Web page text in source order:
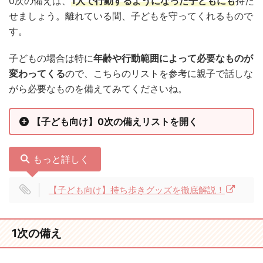
せましょう。離れている間、子どもを守ってくれるもので
す。
子どもの場合は特に年齢や行動範囲によって必要なものが
変わってくるので、こちらのリストを参考に親子で話しな
がら必要なものを備えてみてくださいね。
【子ども向け】0次の備えリストを開く
もっと詳しく
【子ども向け】 持ち歩きグッズを徹底解説！
1次の備え